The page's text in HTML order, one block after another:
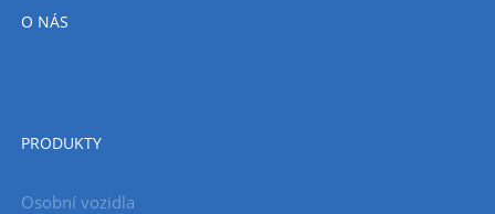
O NÁS
PRODUKTY
Osobní vozidla